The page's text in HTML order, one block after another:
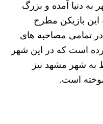
به دنیا آمده و بزرگ
بازیکن مطرح
در تمامی مصاحبه های
است که در این شهر
به شهر مشهد نیز
است.